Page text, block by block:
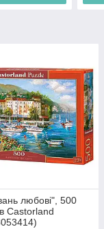
любові", 500
Castorland